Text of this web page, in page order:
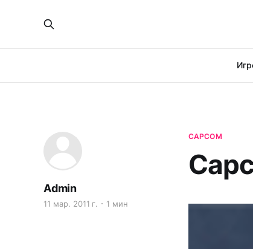
CAPCOM
Admin
11 мар. 2011 г. 1 мин